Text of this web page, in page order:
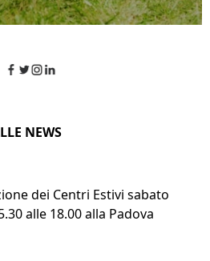
NEWS
dei Centri Estivi sabato
alle 18.00 alla Padova